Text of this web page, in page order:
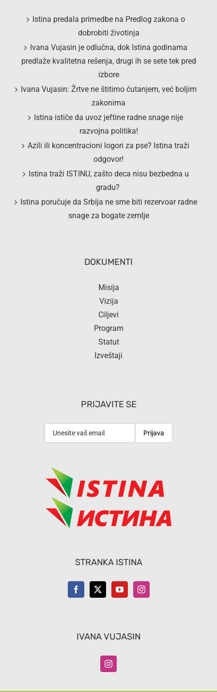
Istina predala primedbe na Predlog zakona o
dobrobiti životinja
Ivana Vujasin je odlučna, dok Istina godinama
predlaže kvalitetna rešenja, drugi ih se sete tek pred
izbore
Ivana Vujasin: Žrtve ne štitimo ćutanjem, već boljim
zakonima
Istina ističe da uvoz jeftine radne snage nije
razvojna politika!
Azili ili koncentracioni logori za pse? Istina traži
odgovor!
Istina traži ISTINU, zašto deca nisu bezbedna u
gradu?
Istina poručuje da Srbija ne sme biti rezervoar radne
snage za bogate zemlje
DOKUMENTI
Misija
Vizija
Ciljevi
Program
Statut
Izveštaji
PRIJAVITE SE
STRANKA ISTINA
IVANA VUJASIN